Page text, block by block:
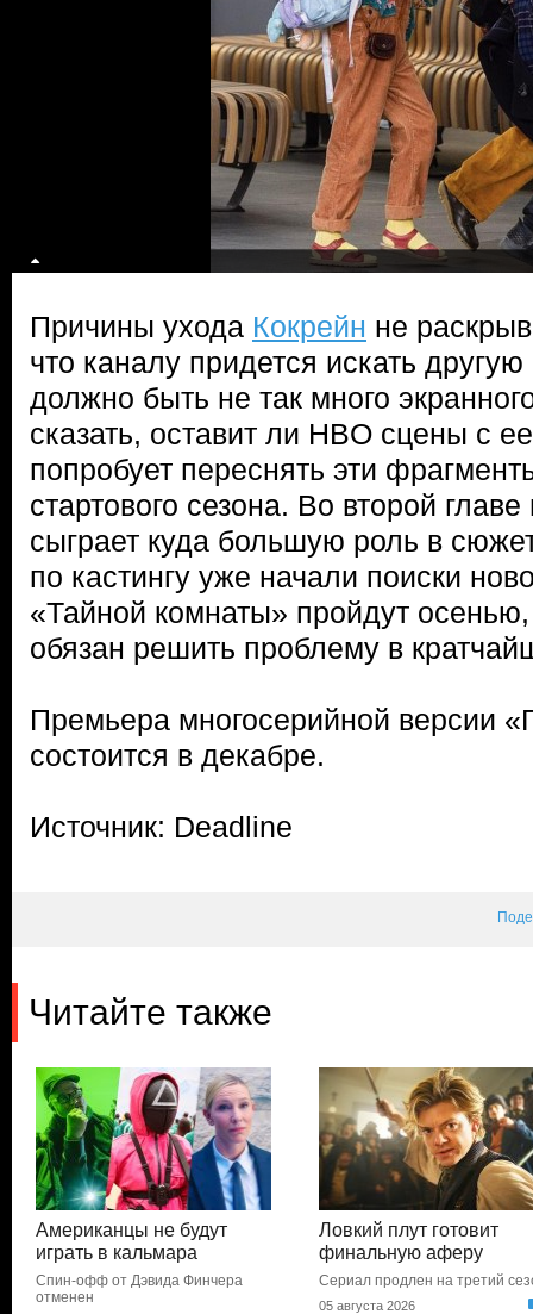
Причины ухода Кокрейн не
что каналу придется искать
должно быть не так много
сказать, оставит ли HBO сцены с
попробует переснять эти
стартового сезона. Во второй
сыграет куда большую роль в
по кастингу уже начали поиски
«Тайной комнаты» пройдут осенью,
обязан решить проблему в
Премьера многосерийной версии
состоится в декабре.
Источник: Deadline
Читайте также
Американцы не будут
играть в кальмара
Спин-офф от Дэвида Финчера
отменен
Ловкий плут готовит
финальную аферу
Сериал продлен на третий
05 августа 2026